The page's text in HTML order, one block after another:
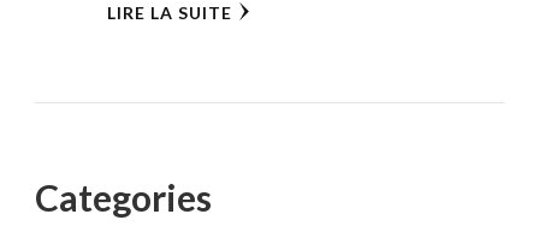
LIRE LA SUITE
Categories